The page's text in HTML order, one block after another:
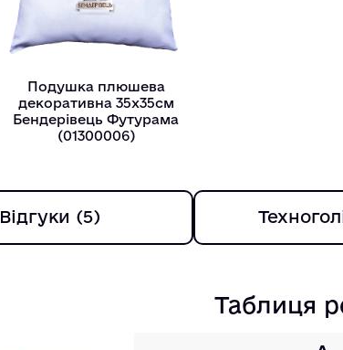
Подушка плюшева
декоративна 35х35см
Бендерівець Футурама
(01300006)
Відгуки (5)
Таблиця